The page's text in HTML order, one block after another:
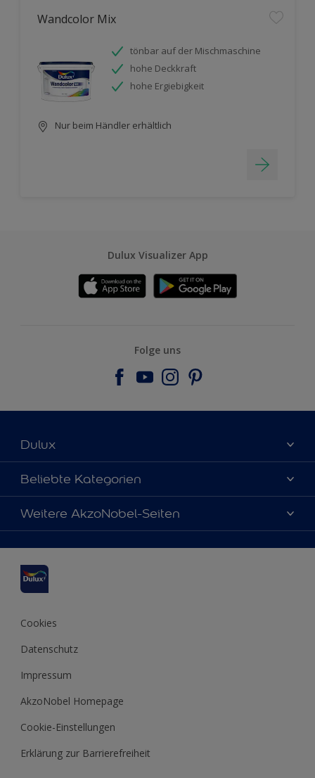
Wandcolor Mix
tönbar auf der Mischmaschine
hohe Deckkraft
hohe Ergiebigkeit
Nur beim Händler erhältlich
Dulux Visualizer App
Folge uns
Dulux
Über uns
Farbgenauigkeit
Kontaktieren Sie uns
Beliebte Kategorien
Dulux Farben
Farbe des Jahres
Produkte
Inspirationen
Tipps
Weitere AkzoNobel-Seiten
Molto
Xyladecor
Cookies
Datenschutz
Impressum
AkzoNobel Homepage
Cookie-Einstellungen
Erklärung zur Barrierefreiheit